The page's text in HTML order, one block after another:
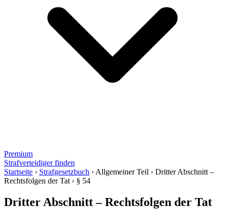
Premium
Strafverteidiger finden
Startseite › Strafgesetzbuch › Allgemeiner Teil › Dritter Abschnitt –
Rechtsfolgen der Tat › § 54
Dritter Abschnitt – Rechtsfolgen der Tat